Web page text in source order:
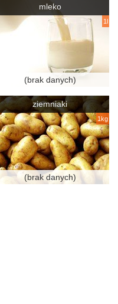
mleko
1l
(brak danych)
ziemniaki
1kg
(brak danych)